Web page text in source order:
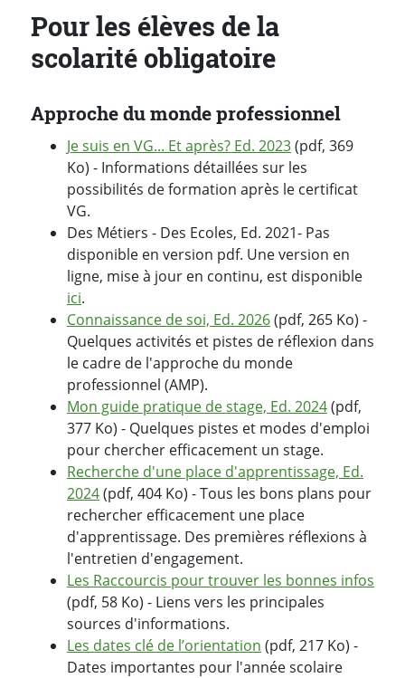
Pour les élèves de la
scolarité obligatoire
Approche du monde professionnel
Je suis en VG... Et après? Ed. 2023(pdf, 369
Ko) - Informations détaillées sur les
possibilités de formation après le certificat
VG.
Des Métiers - Des Ecoles, Ed. 2021- Pas
disponible en version pdf. Une version en
ligne, mise à jour en continu, est disponible
ici.
Connaissance de soi, Ed. 2026(pdf, 265 Ko) -
Quelques activités et pistes de réflexion dans
le cadre de l'approche du monde
professionnel (AMP).
Mon guide pratique de stage, Ed. 2024(pdf,
377 Ko) - Quelques pistes et modes d'emploi
pour chercher efficacement un stage.
Recherche d'une place d'apprentissage, Ed.
2024(pdf, 404 Ko) - Tous les bons plans pour
rechercher efficacement une place
d'apprentissage. Des premières réflexions à
l'entretien d'engagement.
Les Raccourcis pour trouver les bonnes infos
(pdf, 58 Ko) - Liens vers les principales
sources d'informations.
Les dates clé de l’orientation (pdf, 217 Ko) -
Dates importantes pour l'année scolaire